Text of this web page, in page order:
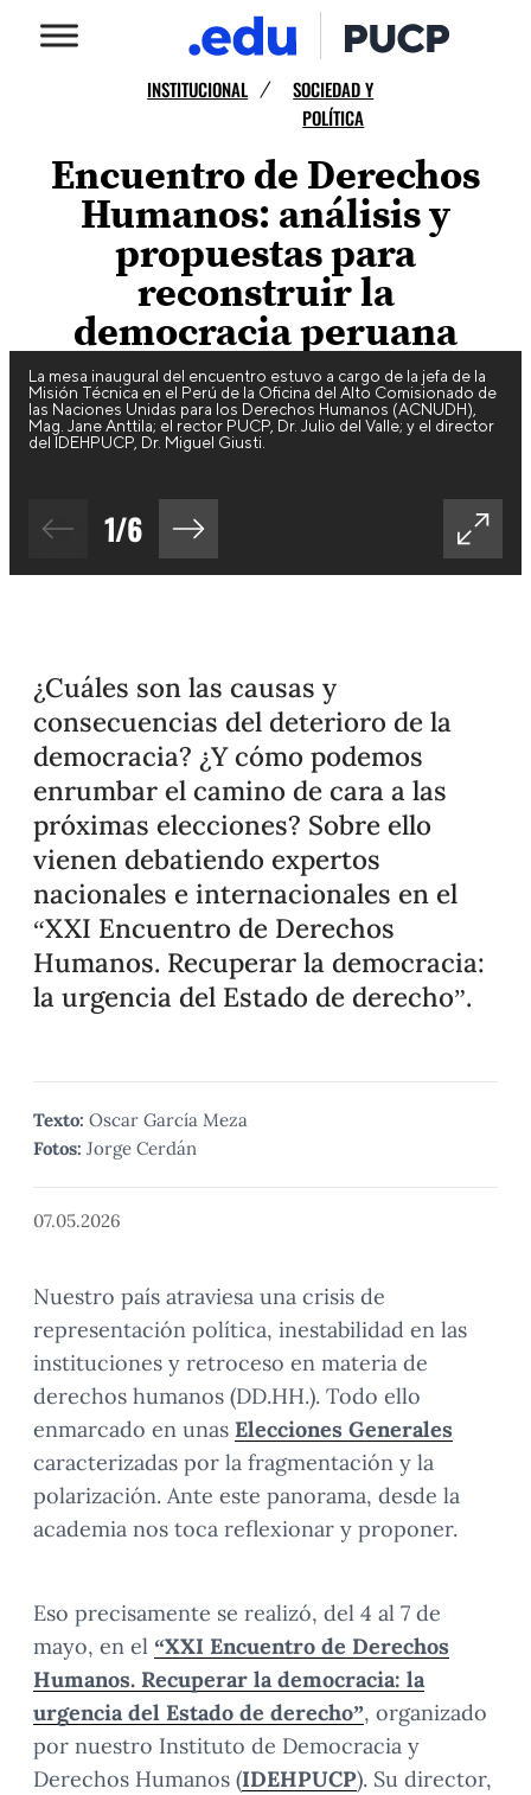
INSTITUCIONAL /
SOCIEDAD Y
POLÍTICA
Encuentro de Derechos
Humanos: análisis y
propuestas para
reconstruir la
democracia peruana
La mesa inaugural del encuentro estuvo a cargo de la jefa de la
Misión Técnica en el Perú de la Oficina del Alto Comisionado de
las Naciones Unidas para los Derechos Humanos (ACNUDH),
Mag. Jane Anttila; el rector PUCP, Dr. Julio del Valle; y el director
del IDEHPUCP, Dr. Miguel Giusti.
1/6
¿Cuáles son las causas y
consecuencias del deterioro de la
democracia? ¿Y cómo podemos
enrumbar el camino de cara a las
próximas elecciones? Sobre ello
vienen debatiendo expertos
nacionales e internacionales en el
“XXI Encuentro de Derechos
Humanos. Recuperar la democracia:
la urgencia del Estado de derecho”.
Texto: Oscar García Meza
Fotos: Jorge Cerdán
07.05.2026
Nuestro país atraviesa una crisis de
representación política, inestabilidad en las
instituciones y retroceso en materia de
derechos humanos (DD.HH.). Todo ello
enmarcado en unas Elecciones Generales
caracterizadas por la fragmentación y la
polarización. Ante este panorama, desde la
academia nos toca reflexionar y proponer.
Eso precisamente se realizó, del 4 al 7 de
mayo, en el “XXI Encuentro de Derechos
Humanos. Recuperar la democracia: la
urgencia del Estado de derecho”, organizado
por nuestro Instituto de Democracia y
Derechos Humanos (IDEHPUCP). Su director,